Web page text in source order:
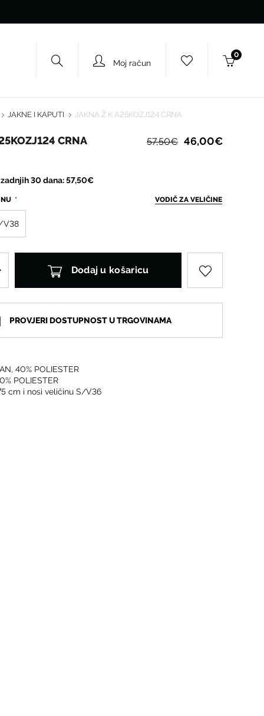
Moj račun
0
JAKNE I KAPUTI JAKNA Ž K A25KOZJ124 CRNA
CRNA 57,50€ 46,00€
30 dana: 57,50€
VODIČ ZA VELIČINE
V38
Dodaj u košaricu
PROVJERI DOSTUPNOST U TRGOVINAMA
40% POLIESTER
POLIESTER
cm i nosi veličinu S/V36